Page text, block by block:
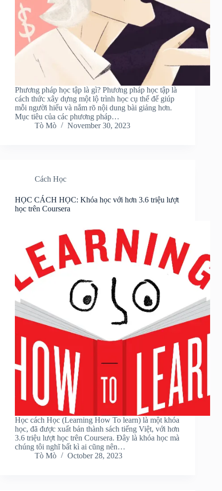
Phương pháp học tập là gì? Phương pháp học tập là
cách thức xây dựng một lộ trình học cụ thể để giúp
mỗi người hiểu và nắm rõ nội dung bài giảng hơn.
Mục tiêu của các phương pháp…
Tò Mò
November 30, 2023
Cách Học
HỌC CÁCH HỌC: Khóa học với hơn 3.6 triệu lượt
học trên Coursera
Học cách Học (Learning How To learn) là một khóa
học, đã được xuất bản thành sách tiếng Việt, với hơn
3.6 triệu lượt học trên Coursera. Đây là khóa học mà
chúng tôi nghĩ bất kì ai cũng nên…
Tò Mò
October 28, 2023